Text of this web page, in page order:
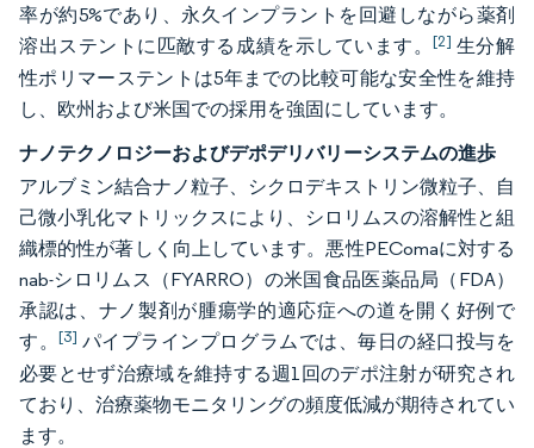
率が約5%であり、永久インプラントを回避しながら薬剤
溶出ステントに匹敵する成績を示しています。[2] 生分解
性ポリマーステントは5年までの比較可能な安全性を維持
し、欧州および米国での採用を強固にしています。
ナノテクノロジーおよびデポデリバリーシステムの進歩
アルブミン結合ナノ粒子、シクロデキストリン微粒子、自
己微小乳化マトリックスにより、シロリムスの溶解性と組
織標的性が著しく向上しています。悪性PEComaに対する
nab-シロリムス（FYARRO）の米国食品医薬品局（FDA）
承認は、ナノ製剤が腫瘍学的適応症への道を開く好例で
す。[3] パイプラインプログラムでは、毎日の経口投与を
必要とせず治療域を維持する週1回のデポ注射が研究され
ており、治療薬物モニタリングの頻度低減が期待されてい
ます。